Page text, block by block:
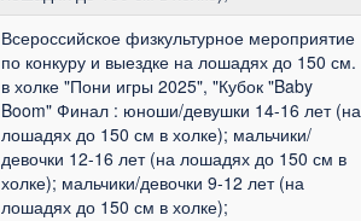
Всероссийское физкультурное мероприятие
по конкуру и выездке на лошадях до 150 см.
в холке "Пони игры 2025", "Кубок "Baby
Boom" Финал : юноши/девушки 14-16 лет (на
лошадях до 150 см в холке); мальчики/
девочки 12-16 лет (на лошадях до 150 см в
холке); мальчики/девочки 9-12 лет (на
лошадях до 150 см в холке);